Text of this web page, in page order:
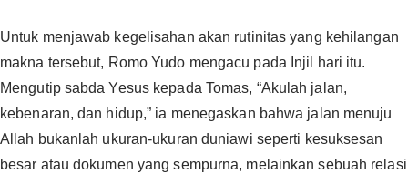
Untuk menjawab kegelisahan akan rutinitas yang kehilangan
makna tersebut, Romo Yudo mengacu pada Injil hari itu.
Mengutip sabda Yesus kepada Tomas, “Akulah jalan,
kebenaran, dan hidup,” ia menegaskan bahwa jalan menuju
Allah bukanlah ukuran-ukuran duniawi seperti kesuksesan
besar atau dokumen yang sempurna, melainkan sebuah relasi